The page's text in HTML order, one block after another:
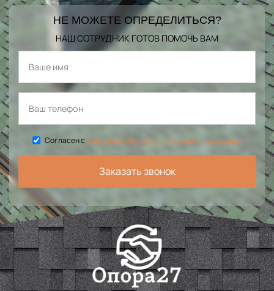
НЕ МОЖЕТЕ ОПРЕДЕЛИТЬСЯ?
НАШ СОТРУДНИК ГОТОВ ПОМОЧЬ ВАМ
Согласен сПолитикой обработки персональных данных
Заказать звонок